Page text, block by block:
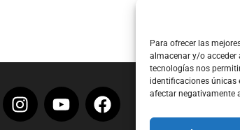
Para ofrecer las
almacenar y/o
tecnologías nos
identificaciones únicas
afectar negativamente